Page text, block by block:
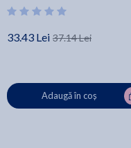
33.43 Lei 37.14 Lei
Adaugă în coș